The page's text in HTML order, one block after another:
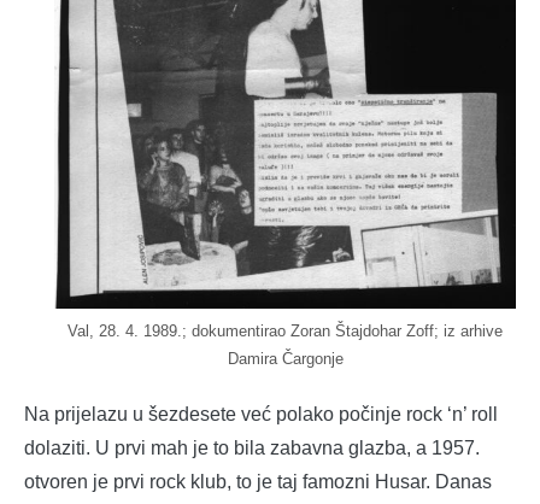
Val, 28. 4. 1989.; dokumentirao Zoran Štajdohar Zoff; iz arhive
Damira Čargonje
Na prijelazu u šezdesete već polako počinje rock ‘n’ roll
dolaziti. U prvi mah je to bila zabavna glazba, a 1957.
otvoren je prvi rock klub, to je taj famozni Husar. Danas